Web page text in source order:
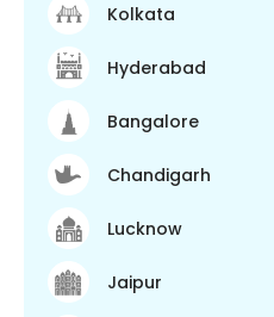
Kolkata
Hyderabad
Bangalore
Chandigarh
Lucknow
Jaipur